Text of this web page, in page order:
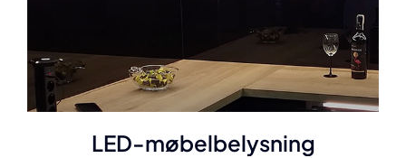
LED-møbelbelysning